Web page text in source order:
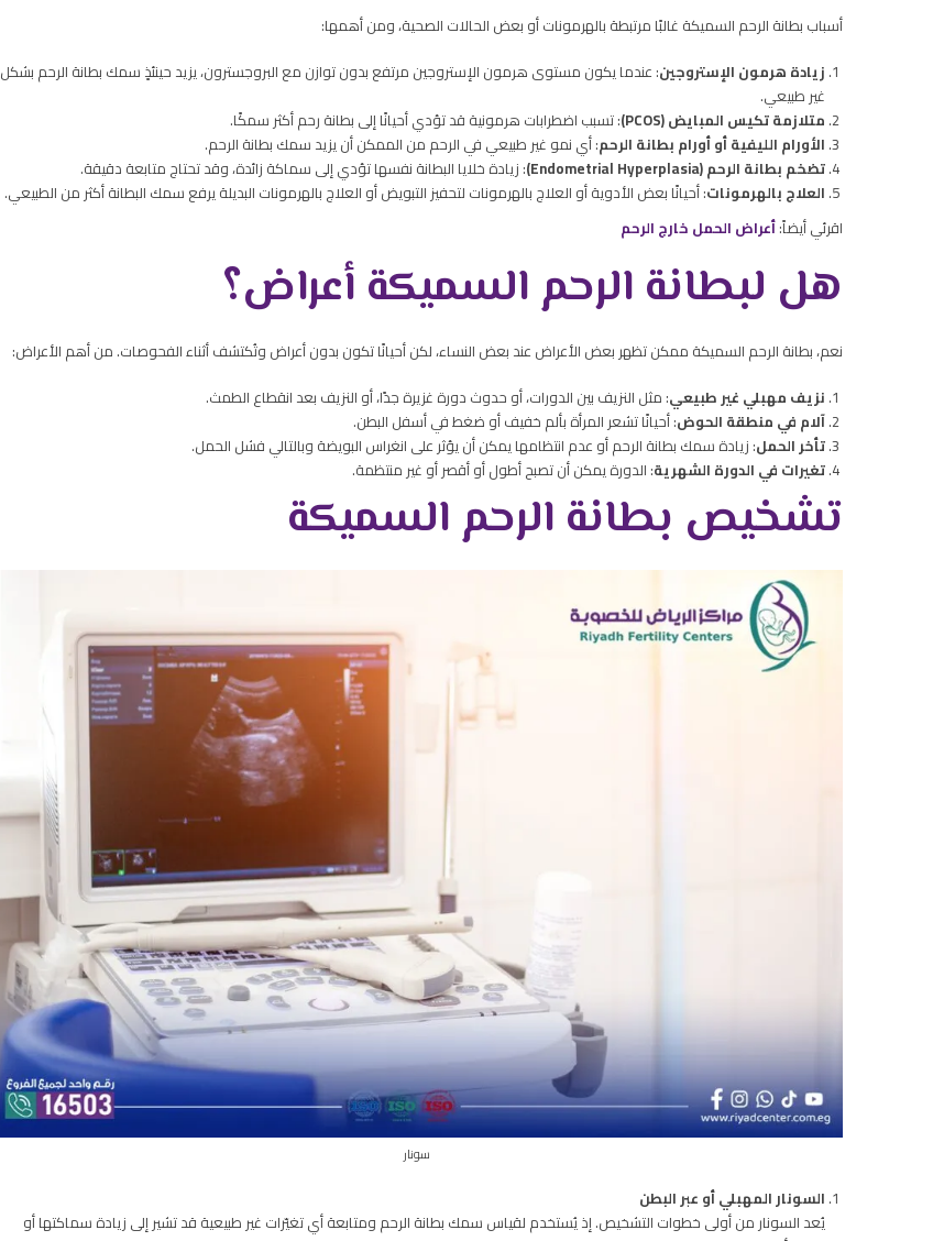
أسباب بطانة الرحم السميكة غالبًا مرتبطة بالهرمونات أو بعض الحالات الصحية، ومن أهمها:
زيادة هرمون الإستروجين: عندما يكون مستوى هرمون الإستروجين مرتفع بدون توازن مع البروجسترون، يزيد حينئذٍ سمك بطانة الرحم بشكل
غير طبيعي.
متلازمة تكيس المبايض (PCOS)
: تسبب اضطرابات هرمونية قد تؤدي أحيانًا إلى بطانة رحم أكثر سمكًا.
الأورام الليفية أو أورام بطانة الرحم: أي نمو غير طبيعي في الرحم من الممكن أن يزيد سمك بطانة الرحم.
تضخم بطانة الرحم (Endometrial Hyperplasia)
: زيادة خلايا البطانة نفسها تؤدي إلى سماكة زائدة، وقد تحتاج متابعة دقيقة.
العلاج بالهرمونات: أحيانًا بعض الأدوية أو العلاج بالهرمونات لتحفيز التبويض أو العلاج بالهرمونات البديلة يرفع سمك البطانة أكثر من الطبيعي.
اقرئي أيضاً:أعراض الحمل خارج الرحم
هل لبطانة الرحم السميكة أعراض؟
نعم، بطانة الرحم السميكة ممكن تظهر بعض الأعراض عند بعض النساء، لكن أحيانًا تكون بدون أعراض وتُكتشف أثناء الفحوصات. من أهم الأعراض:
نزيف مهبلي غير طبيعي: مثل النزيف بين الدورات، أو حدوث دورة غزيرة جدًا، أو النزيف بعد انقطاع الطمث.
آلام في منطقة الحوض: أحيانًا تشعر المرأة بألم خفيف أو ضغط في أسفل البطن.
تأخر الحمل: زيادة سمك بطانة الرحم أو عدم انتظامها يمكن أن يؤثر على انغراس البويضة وبالتالي فشل الحمل.
تغيرات في الدورة الشهرية: الدورة يمكن أن تصبح أطول أو أقصر أو غير منتظمة.
تشخيص بطانة الرحم السميكة
سونار
السونار المهبلي أو عبر البطن
يُعد السونار من أولى خطوات التشخيص. إذ يُستخدم لقياس سمك بطانة الرحم ومتابعة أي تغيّرات غير طبيعية قد تشير إلى زيادة سماكتها أو